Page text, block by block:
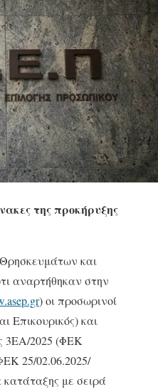
της προκήρυξης
και
αναρτήθηκαν στην
) οι προσωρινοί
Επικουρικός) και
3ΕΑ/2025 (ΦΕΚ
25/02.06.2025/
με σειρά